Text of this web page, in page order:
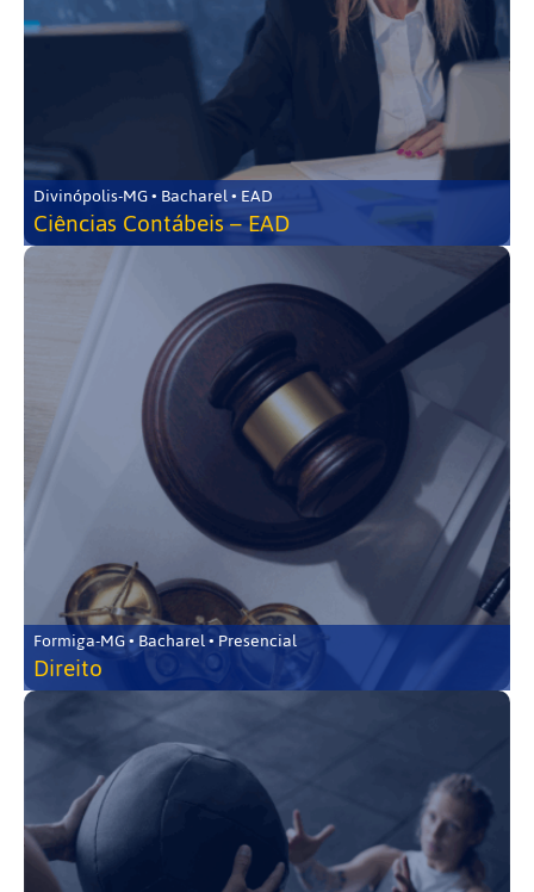
Divinópolis-MG • Bacharel • EAD
Ciências Contábeis – EAD
Formiga-MG • Bacharel • Presencial
Direito